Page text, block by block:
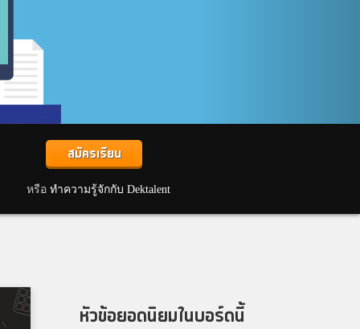
สมัครเรียน
หรือ ทำความรู้จักกับ Dektalent
หัวข้อยอดนิยมในบอร์ดนี้